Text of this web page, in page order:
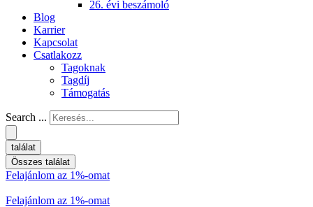
26. évi beszámoló
Blog
Karrier
Kapcsolat
Csatlakozz
Tagoknak
Tagdíj
Támogatás
Search ...
találat
Összes találat
Felajánlom az 1%-omat
Felajánlom az 1%-omat